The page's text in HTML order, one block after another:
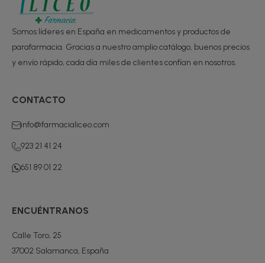
Somos líderes en España en medicamentos y productos de
parafarmacia. Gracias a nuestro amplio catálogo, buenos precios
y envío rápido, cada día miles de clientes confían en nosotros.
CONTACTO
info@farmacialiceo.com
923 21 41 24
651 89 01 22
ENCUÉNTRANOS
Calle Toro, 25
37002 Salamanca, España